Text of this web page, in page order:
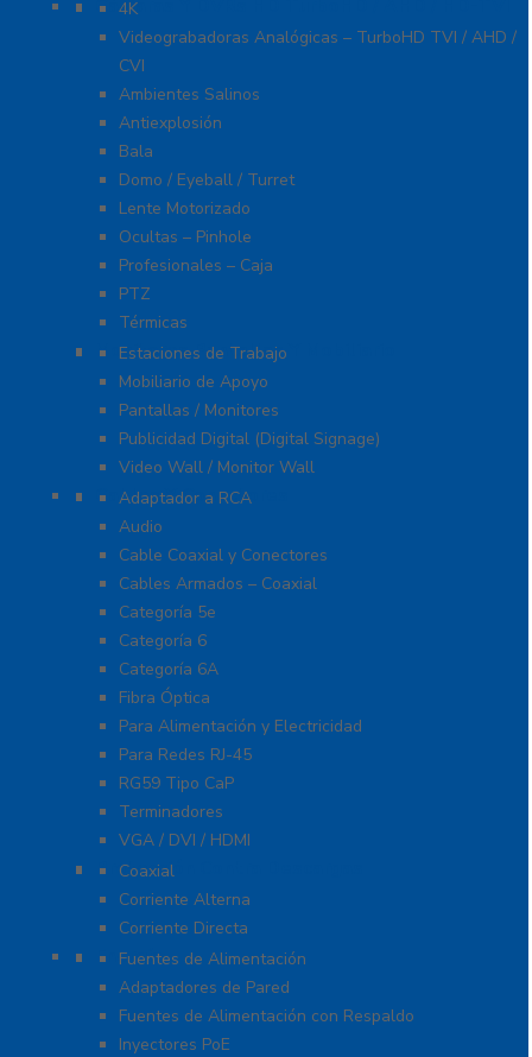
Cámaras Y DVRs HD TurboHD / AHD / HD-TVI
4K
Videograbadoras Analógicas – TurboHD TVI / AHD /
CVI
Ambientes Salinos
Antiexplosión
Bala
Domo / Eyeball / Turret
Lente Motorizado
Ocultas – Pinhole
Profesionales – Caja
PTZ
Térmicas
Monitores Pantallas Y Mobiliario
Estaciones de Trabajo
Mobiliario de Apoyo
Pantallas / Monitores
Publicidad Digital (Digital Signage)
Video Wall / Monitor Wall
Cables Y Conectores
Adaptador a RCA
Audio
Cable Coaxial y Conectores
Cables Armados – Coaxial
Categoría 5e
Categoría 6
Categoría 6A
Fibra Óptica
Para Alimentación y Electricidad
Para Redes RJ-45
RG59 Tipo CaP
Terminadores
VGA / DVI / HDMI
Protección Contra Descargas
Coaxial
Corriente Alterna
Corriente Directa
Energía
Fuentes de Alimentación
Adaptadores de Pared
Fuentes de Alimentación con Respaldo
Inyectores PoE